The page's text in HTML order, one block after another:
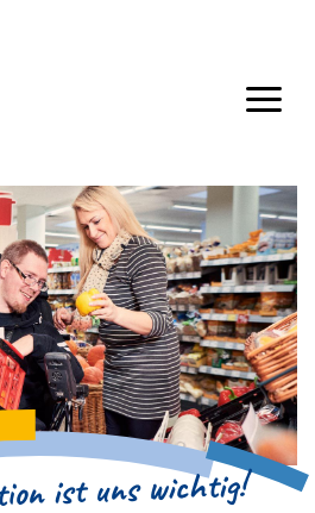
ist uns wichtig!